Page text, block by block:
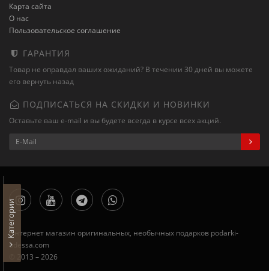
Карта сайта
О нас
Пользовательское соглашение
ГАРАНТИЯ
Товар не оправдал ваших ожиданий? В течении 30 дней вы можете
его вернуть назад
ПОДПИСАТЬСЯ НА СКИДКИ И НОВИНКИ
Оставьте ваш e-mail и вы будете всегда в курсе всех акций.
Интернет магазин оригинальных, необычных подарков podarki-
odessa.com
© 2013 – 2026
Категории